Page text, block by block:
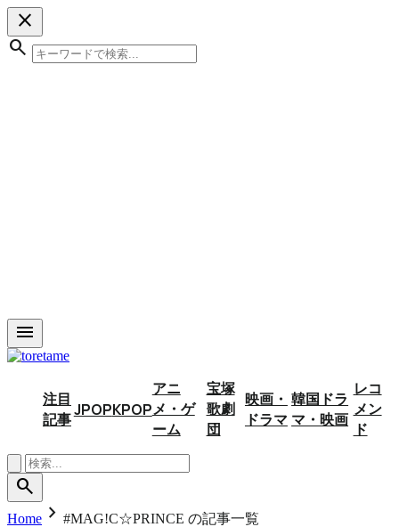
close
search
menu
注目
記事JPOPKPOP
アニ
メ・ゲ
ーム
宝塚
歌劇
団
映画・
ドラマ
韓国ドラ
マ・映画
レコ
メン
ド
search
Home chevron_right #MAG!C☆PRINCE の記事一覧